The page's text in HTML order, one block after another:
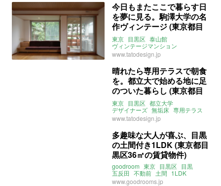
今日もまたここで暮らす日
を夢に見る。駒澤大学の名
作ヴィンテージ (東京都目
黒区69㎡の賃貸物件)
東京 目黒区 泰山館
ヴィンテージマンション
バルコニー ペット相談可
2LDK 賃貸
www.tatodesign.jp
晴れたら専用テラスで朝食
を。都立大で始める地に足
のついた暮らし (東京都目
黒区44㎡の賃貸物件)
東京 目黒区 都立大学
デザイナーズ 無垢床 専用テラス
スケスケ 1LDK 2DK
www.tatodesign.jp
多趣味な大人が喜ぶ、目黒
の土間付き1LDK (東京都目
黒区36㎡の賃貸物件)
goodroom 東京 目黒区 目黒
五反田 不動前 土間 1LDK
二人暮らし 一人暮らし
www.goodrooms.jp